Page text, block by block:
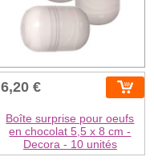
6,20 €
Boîte surprise pour oeufs
en chocolat 5,5 x 8 cm -
Decora - 10 unités